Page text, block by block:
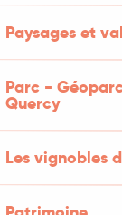
Paysages et
Parc -
Quercy
Les vignobles